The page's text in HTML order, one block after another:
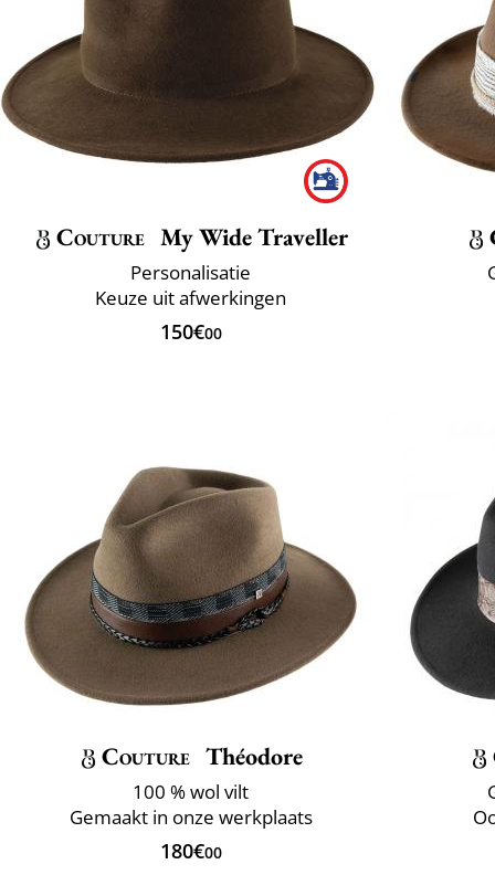
Couture My Wide Traveller
Personalisatie
Keuze uit afwerkingen
150€00
Couture Théodore
100 % wol vilt
Gemaakt in onze werkplaats
180€00